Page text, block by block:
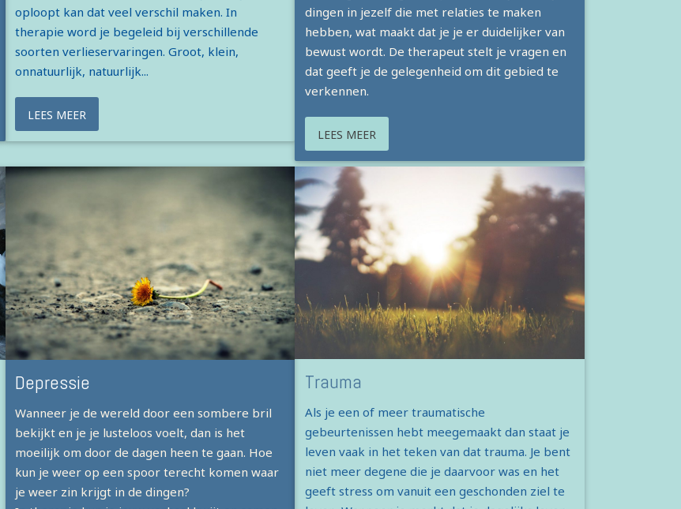
oploopt kan dat veel verschil maken. In
therapie word je begeleid bij verschillende
soorten verlieservaringen. Groot, klein,
onnatuurlijk, natuurlijk...
LEES MEER
dingen in jezelf die met relaties te maken
hebben, wat maakt dat je je er duidelijker van
bewust wordt. De therapeut stelt je vragen en
dat geeft je de gelegenheid om dit gebied te
verkennen.
LEES MEER
Depressie
Wanneer je de wereld door een sombere bril
bekijkt en je je lusteloos voelt, dan is het
moeilijk om door de dagen heen te gaan. Hoe
kun je weer op een spoor terecht komen waar
je weer zin krijgt in de dingen?
Trauma
Als je een of meer traumatische
gebeurtenissen hebt meegemaakt dan staat je
leven vaak in het teken van dat trauma. Je bent
niet meer degene die je daarvoor was en het
geeft stress om vanuit een geschonden ziel te